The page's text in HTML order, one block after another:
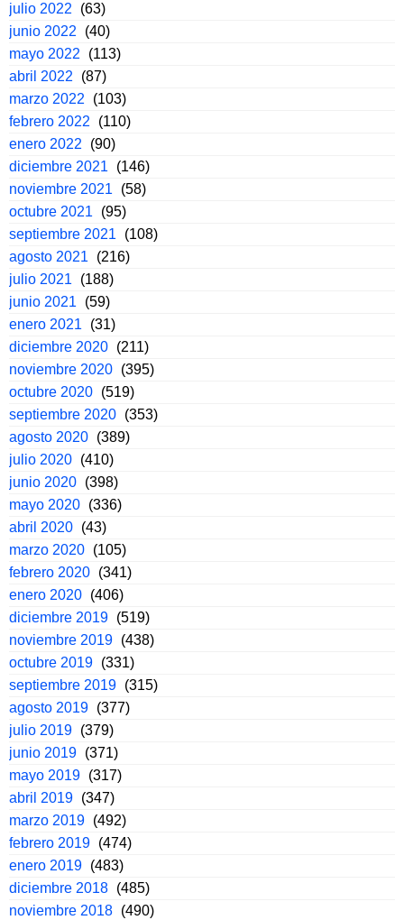
julio 2022
(63)
junio 2022
(40)
mayo 2022
(113)
abril 2022
(87)
marzo 2022
(103)
febrero 2022
(110)
enero 2022
(90)
diciembre 2021
(146)
noviembre 2021
(58)
octubre 2021
(95)
septiembre 2021
(108)
agosto 2021
(216)
julio 2021
(188)
junio 2021
(59)
enero 2021
(31)
diciembre 2020 (211)
noviembre 2020 (395)
octubre 2020 (519)
septiembre 2020 (353)
agosto 2020 (389)
julio 2020 (410)
junio 2020 (398)
mayo 2020 (336)
abril 2020 (43)
marzo 2020 (105)
febrero 2020 (341)
enero 2020 (406)
diciembre 2019 (519)
noviembre 2019 (438)
octubre 2019 (331)
septiembre 2019 (315)
agosto 2019 (377)
julio 2019 (379)
junio 2019 (371)
mayo 2019 (317)
abril 2019 (347)
marzo 2019 (492)
febrero 2019 (474)
enero 2019 (483)
diciembre 2018 (485)
noviembre 2018 (490)